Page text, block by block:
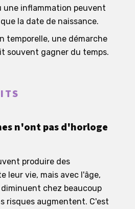
une inflammation peuvent
la date de naissance.
temporelle, une démarche
souvent gagner du temps.
n'ont pas d'horloge
produire des
leur vie, mais avec l'âge,
chez beaucoup
risques augmentent. C'est